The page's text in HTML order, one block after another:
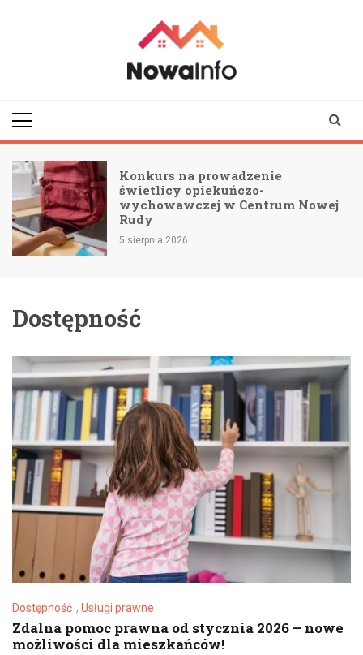
Konkurs na prowadzenie
świetlicy opiekuńczo-
wychowawczej w Centrum Nowej
Rudy
5 sierpnia 2026
Dostępność
Dostępność , Usługi prawne
Zdalna pomoc prawna od stycznia 2026 – nowe
możliwości dla mieszkańców!